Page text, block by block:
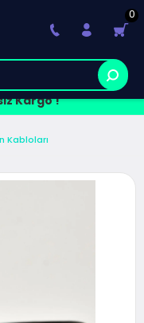
Kargo !
0
Kabloları